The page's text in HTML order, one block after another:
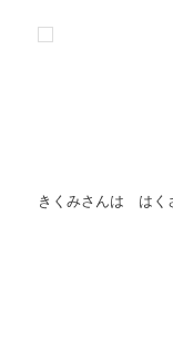
きくみさんは はく